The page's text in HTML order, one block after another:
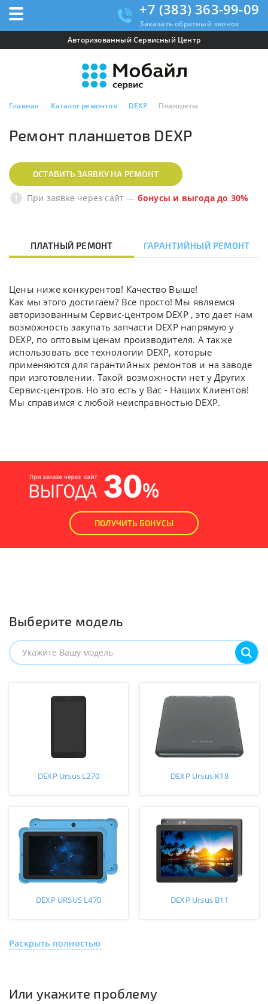
+7 (383) 363-99-09
Заказать обратный звонок
Авторизованный Сервисный Центр
Главная Каталог ремонтов DEXP Планшеты
Ремонт планшетов DEXP
ОСТАВИТЬ ЗАЯВКУ НА РЕМОНТ
При заявке через сайт — бонусы и выгода до 30%
ПЛАТНЫЙ РЕМОНТ ГАРАНТИЙНЫЙ РЕМОНТ
Цены ниже конкурентов! Качество Выше!
Как мы этого достигаем? Все просто! Мы являемся
авторизованным Сервис-центром DEXP , это дает нам
возможность закупать запчасти DEXP напрямую у
DEXP, по оптовым ценам производителя. А также
использовать все технологии DEXP, которые
применяются для гарантийных ремонтов и на заводе
при изготовлении. Такой возможности нет у Других
Сервис-центров. Но это есть у Вас - Наших Клиентов!
Мы справимся с любой неисправностью DEXP.
ПОЛУЧИТЬ БОНУСЫ
Выберите модель
DEXP Ursus L270 DEXP Ursus K18
DEXP URSUS L470 DEXP Ursus B11
Раскрыть полностью
Или укажите проблему